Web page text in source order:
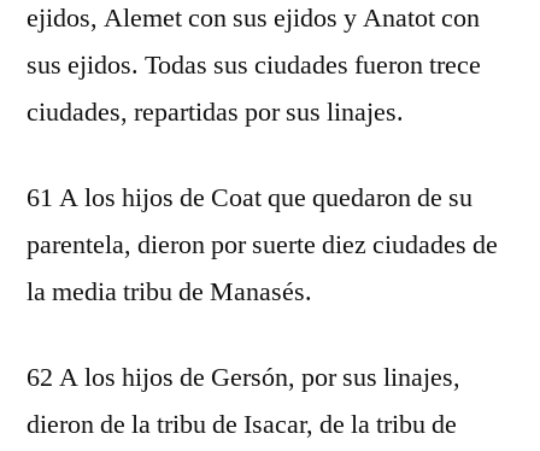
ejidos, Alemet con sus ejidos y Anatot con
sus ejidos. Todas sus ciudades fueron trece
ciudades, repartidas por sus linajes.
61 A los hijos de Coat que quedaron de su
parentela, dieron por suerte diez ciudades de
la media tribu de Manasés.
62 A los hijos de Gersón, por sus linajes,
dieron de la tribu de Isacar, de la tribu de